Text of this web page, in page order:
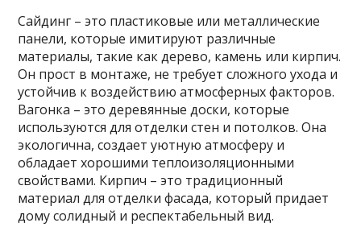
Сайдинг – это пластиковые или металлические
панели, которые имитируют различные
материалы, такие как дерево, камень или кирпич.
Он прост в монтаже, не требует сложного ухода и
устойчив к воздействию атмосферных факторов.
Вагонка – это деревянные доски, которые
используются для отделки стен и потолков. Она
экологична, создает уютную атмосферу и
обладает хорошими теплоизоляционными
свойствами. Кирпич – это традиционный
материал для отделки фасада, который придает
дому солидный и респектабельный вид.